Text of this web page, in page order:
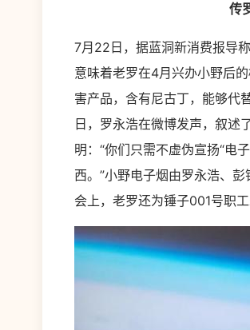
传
7月22日，据蓝洞新消费报导
意味着老罗在4月兴办小野后
害产品，含有尼古丁，能够代
日，罗永浩在微博发声，叙述
明：“你们只需不虚伪宣扬“电
西。”小野电子烟由罗永浩、
会上，老罗还为锤子001号职